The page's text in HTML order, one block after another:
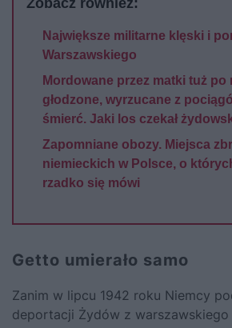
Największe militarne klęski i
Warszawskiego
Mordowane przez matki tuż po
głodzone, wyrzucane z
śmierć. Jaki los czekał
Zapomniane obozy. Miejsca
niemieckich w Polsce, o
rzadko się mówi
Getto umierało samo
Zanim w lipcu 1942 roku Niemcy
deportacji Żydów z